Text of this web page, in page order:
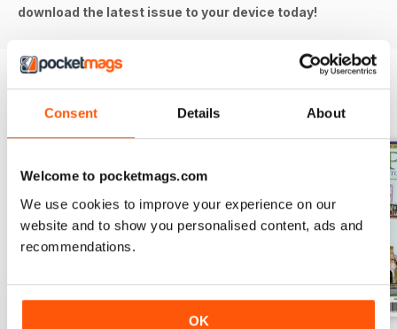
Consent Details About
Welcome to pocketmags.com
We use cookies to improve your experience on our
website and to show you personalised content, ads and
recommendations.
OK
download the latest issue to your device today!
EDIZIONI INDIETRO Visualizza tutti